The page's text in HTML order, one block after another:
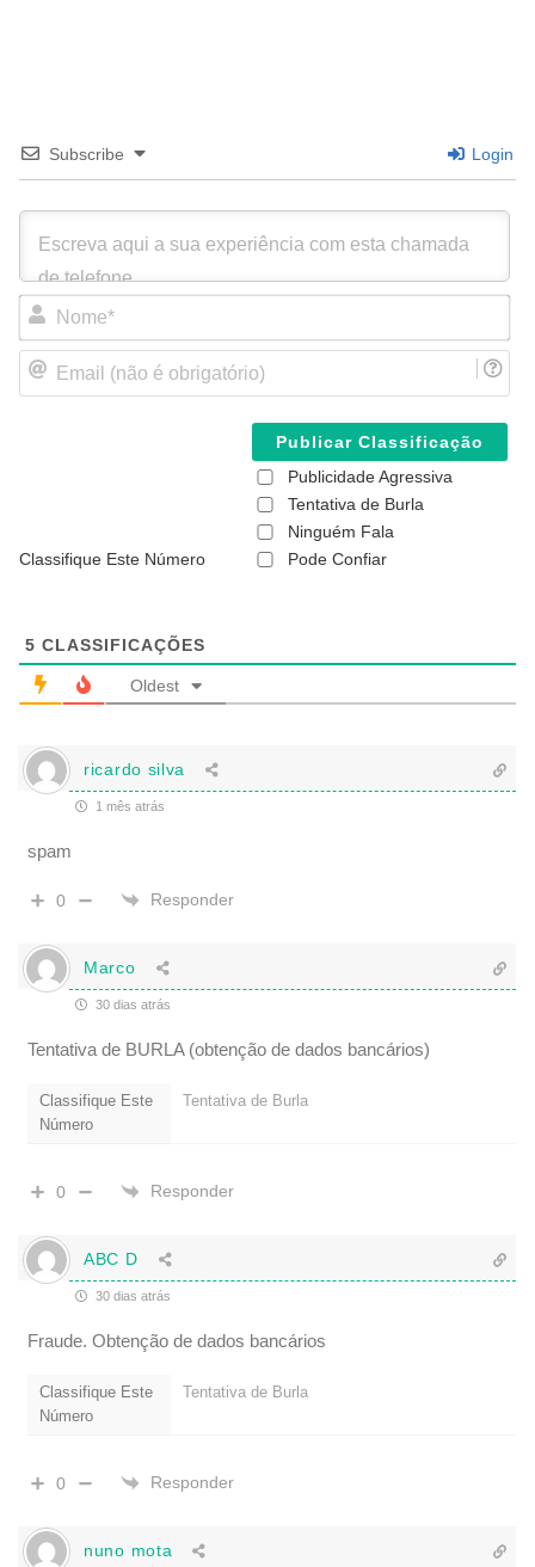
Subscribe Login
N
m
a
a
ó
)
Classifique Este Número
Publicidade Agressiva
Tentativa de Burla
Ninguém Fala
Pode Confiar
5 CLASSIFICAÇÕES
Oldest
ricardo silva
1 mês atrás
spam
0 Responder
Marco
30 dias atrás
Tentativa de BURLA (obtenção de dados bancários)
Classifique Este
Número
Tentativa de Burla
0 Responder
ABC D
30 dias atrás
Fraude. Obtenção de dados bancários
Classifique Este
Número
Tentativa de Burla
0 Responder
nuno mota